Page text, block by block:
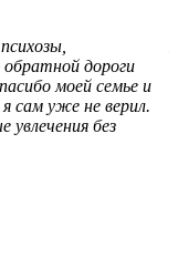
дороги
моей семье и
сам уже не верил.
увлечения без